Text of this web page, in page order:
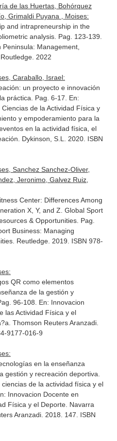
de las Huertas, Bohórquez
Grimaldi Puyana , Moises:
and intrapreneurship in the
analysis. Pag. 123-139.
Management,
2022
Caraballo, Israel:
un proyecto e innovación
práctica. Pag. 6-17. En:
de la Actividad Física y
y empoderamiento para la
en la actividad física, el
. Dykinson, S.L. 2020. ISBN
Sanchez Sanchez-Oliver,
Jeronimo, Galvez Ruiz,
Center: Differences Among
X, Y, and Z. Global Sport
& Opportunities. Pag.
Business: Managing
. Reutledge. 2019. ISBN 978-
QR como elementos
de la gestión y
96-108. En: Innovacion
las Actividad Física y el
Thomson Reuters Aranzadi.
9177-016-9
en la enseñanza
gestión y recreación deportiva.
de la actividad física y el
Innovacion Docente en
Física y el Deporte. Navarra
Aranzadi. 2018. 147. ISBN